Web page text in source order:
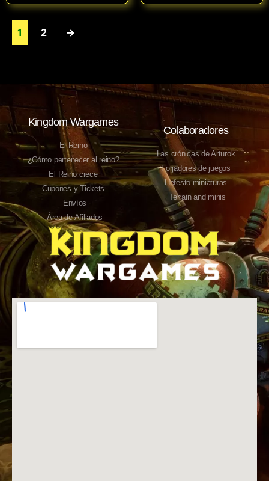
1 2 →
Kingdom Wargames
El Reino
¿Cómo pertenecer al reino?
El Reino crece
Cupones y Tickets
Envíos
Área de Afiliados
Colaboradores
Las crónicas de Arturok
Forjadores de juegos
Hefesto miniaturas
Terrain and minis